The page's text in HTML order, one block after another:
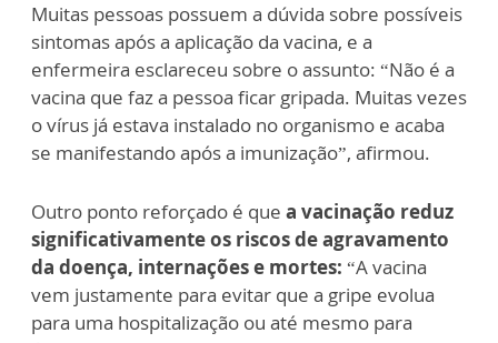
Muitas pessoas possuem a dúvida sobre possíveis
sintomas após a aplicação da vacina, e a
enfermeira esclareceu sobre o assunto: “Não é a
vacina que faz a pessoa ficar gripada. Muitas vezes
o vírus já estava instalado no organismo e acaba
se manifestando após a imunização”, afirmou.
Outro ponto reforçado é que a vacinação reduz
significativamente os riscos de agravamento
da doença, internações e mortes: “A vacina
vem justamente para evitar que a gripe evolua
para uma hospitalização ou até mesmo para